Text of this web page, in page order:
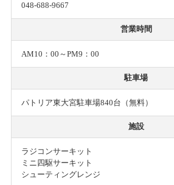
048-688-9667
営業時間
AM10：00～PM9：00
駐車場
パトリア東大宮駐車場840台（無料）
施設
ラジコンサーキット
ミニ四駆サーキット
シューティングレンジ